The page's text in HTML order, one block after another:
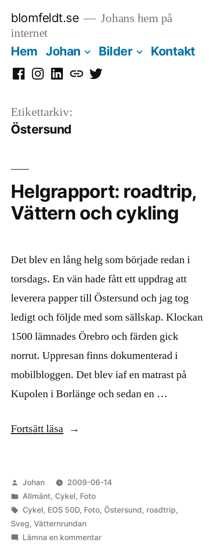
innehåll
blomfeldt.se
Johans hem på
internet
Hem Johan Bilder Kontakt
FacebookInstagram
LinkedInMastodon
Twitter
Etikettarkiv:
Östersund
Helgrapport: roadtrip,
Vättern och cykling
Det blev en lång helg som började redan i
torsdags. En vän hade fått ett uppdrag att
leverera papper till Östersund och jag tog
ledigt och följde med som sällskap. Klockan
1500 lämnades Örebro och färden gick
norrut. Uppresan finns dokumenterad i
mobilbloggen. Det blev iaf en matrast på
Kupolen i Borlänge och sedan en …
Fortsätt läsa ”Helgrapport:
och
cykling”
Publicerat
av
Johan
2009-06-14
Publicerat
i
Allmänt, Cykel, Foto
Etiketter:
Cykel, EOS 50D, Foto, Östersund, roadtrip,
Sveg, Vätternrundan
Lämna en kommentartill